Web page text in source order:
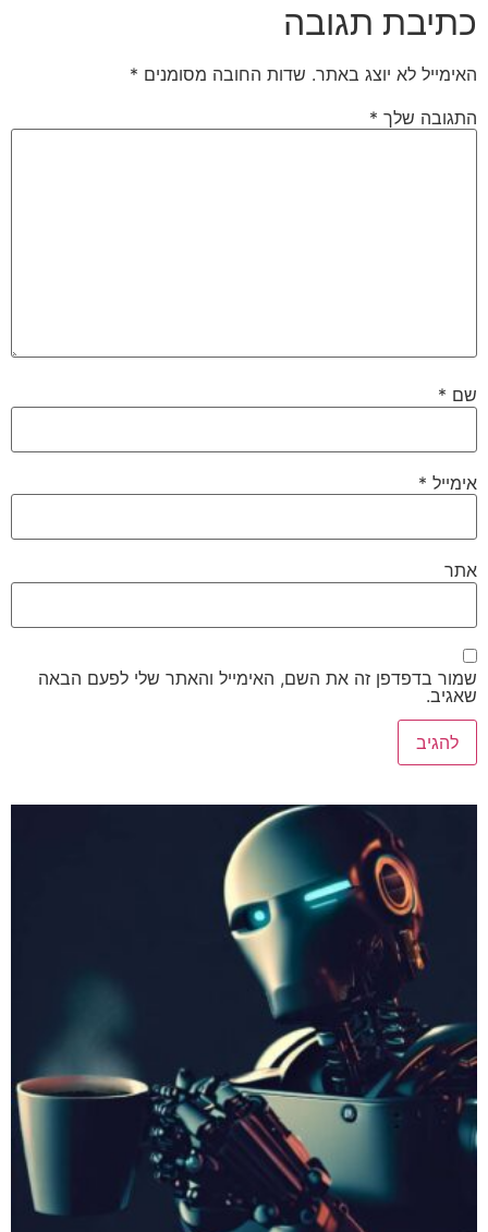
כתיבת תגובה
האימייל לא יוצג באתר. שדות החובה מסומנים *
התגובה שלך *
שם *
אימייל *
אתר
שמור בדפדפן זה את השם, האימייל והאתר שלי לפעם הבאה
שאגיב.